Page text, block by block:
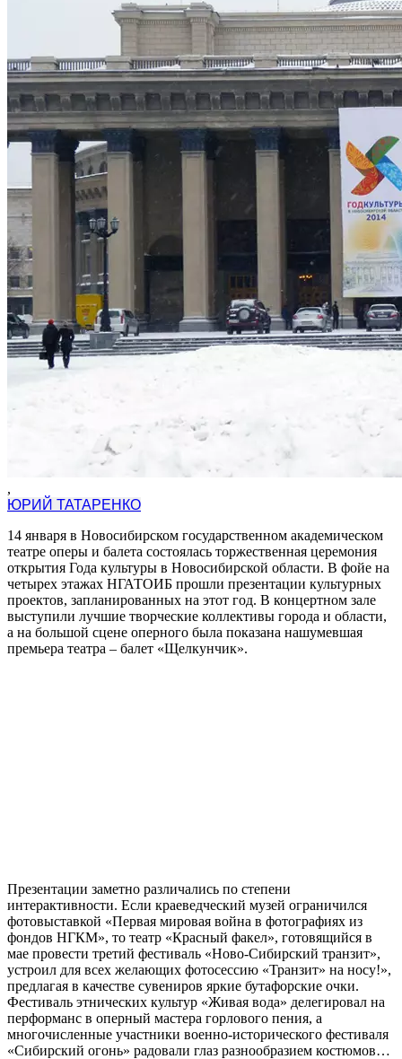
,
ЮРИЙ ТАТАРЕНКО
14 января в Новосибирском государственном академическом
театре оперы и балета состоялась торжественная церемония
открытия Года культуры в Новосибирской области. В фойе на
четырех этажах НГАТОИБ прошли презентации культурных
проектов, запланированных на этот год. В концертном зале
выступили лучшие творческие коллективы города и области,
а на большой сцене оперного была показана нашумевшая
премьера театра – балет «Щелкунчик».
Презентации заметно различались по степени
интерактивности. Если краеведческий музей ограничился
фотовыставкой «Первая мировая война в фотографиях из
фондов НГКМ», то театр «Красный факел», готовящийся в
мае провести третий фестиваль «Ново-Сибирский транзит»,
устроил для всех желающих фотосессию «Транзит» на носу!»,
предлагая в качестве сувениров яркие бутафорские очки.
Фестиваль этнических культур «Живая вода» делегировал на
перформанс в оперный мастера горлового пения, а
многочисленные участники военно-исторического фестиваля
«Сибирский огонь» радовали глаз разнообразием костюмов…